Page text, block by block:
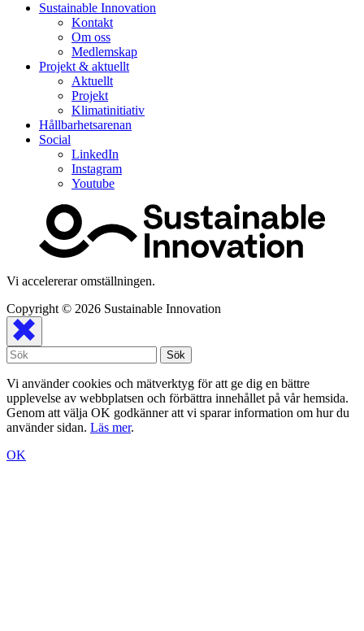
Sustainable Innovation
Kontakt
Om oss
Medlemskap
Projekt & aktuellt
Aktuellt
Projekt
Klimatinitiativ
Hållbarhetsarenan
Social
LinkedIn
Instagram
Youtube
Vi accelererar omställningen.
Copyright © 2026 Sustainable Innovation
Vi använder cookies och mätverktyg för att ge dig en bättre
upplevelse av webbplatsen och förbättra innehållet på vår hemsida.
Genom att välja OK godkänner att vi sparar information om hur du
använder sidan. Läs mer.
OK